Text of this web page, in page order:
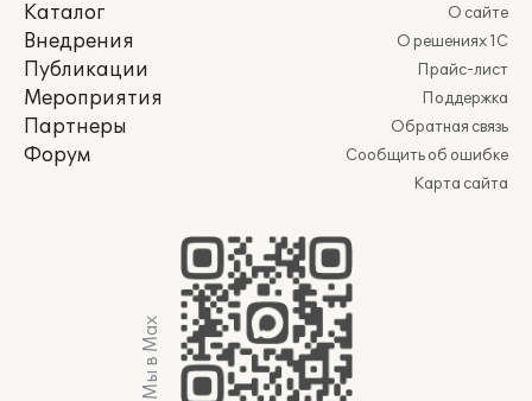
Каталог
Внедрения
Публикации
Мероприятия
Партнеры
Форум
О сайте
О решениях 1С
Прайс-лист
Поддержка
Обратная связь
Сообщить об ошибке
Карта сайта
Мы в Max